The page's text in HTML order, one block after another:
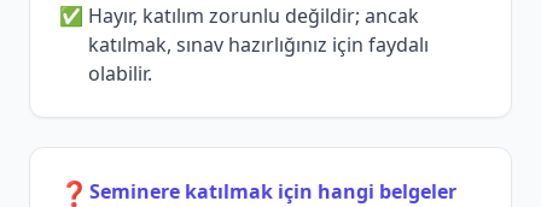
Hayır, katılım zorunlu değildir; ancak
katılmak, sınav hazırlığınız için faydalı
olabilir.
❓ Seminere katılmak için hangi belgeler